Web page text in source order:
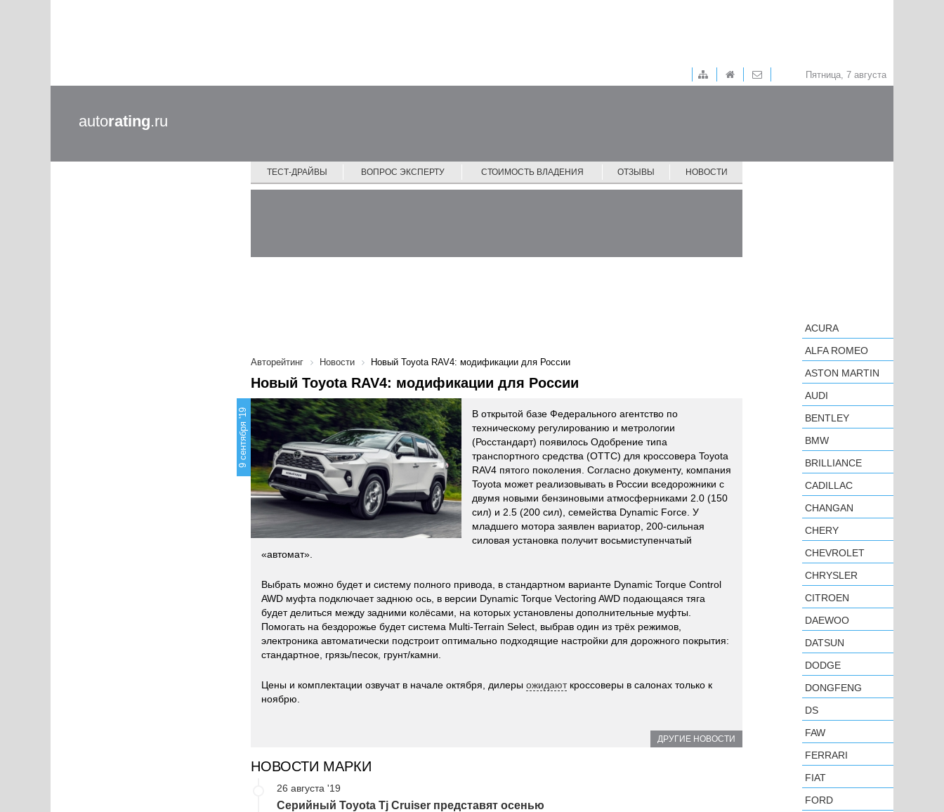
Пятница, 7 августа
autorating.ru
ТЕСТ-ДРАЙВЫ ВОПРОС ЭКСПЕРТУ СТОИМОСТЬ ВЛАДЕНИЯ ОТЗЫВЫ НОВОСТИ
Авторейтинг Новости Новый Toyota RAV4: модификации для России
Новый Toyota RAV4: модификации для России
9 сентября '19
В открытой базе Федерального агентство по
техническому регулированию и метрологии
(Росстандарт) появилось Одобрение типа
транспортного средства (ОТТС) для кроссовера Toyota
RAV4 пятого поколения. Согласно документу, компания
Toyota может реализовывать в России вседорожники с
двумя новыми бензиновыми атмосферниками 2.0 (150
сил) и 2.5 (200 сил), семейства Dynamic Force. У
младшего мотора заявлен вариатор, 200-сильная
силовая установка получит восьмиступенчатый
«автомат».
Выбрать можно будет и систему полного привода, в стандартном варианте Dynamic Torque Control
AWD муфта подключает заднюю ось, в версии Dynamic Torque Vectoring AWD подающаяся тяга
будет делиться между задними колёсами, на которых установлены дополнительные муфты.
Помогать на бездорожье будет система Multi-Terrain Select, выбрав один из трёх режимов,
электроника автоматически подстроит оптимально подходящие настройки для дорожного покрытия:
стандартное, грязь/песок, грунт/камни.
Цены и комплектации озвучат в начале октября, дилеры ожидаюткроссоверы в салонах только к
ноябрю.
ДРУГИЕ НОВОСТИ
НОВОСТИ МАРКИ
26 августа '19
Cерийный Toyota Tj Cruiser представят осенью
ACURA
ALFA ROMEO
ASTON MARTIN
AUDI
BENTLEY
BMW
BRILLIANCE
CADILLAC
CHANGAN
CHERY
CHEVROLET
CHRYSLER
CITROEN
DAEWOO
DATSUN
DODGE
DONGFENG
DS
FAW
FERRARI
FIAT
FORD